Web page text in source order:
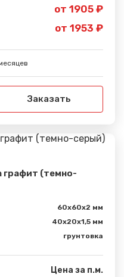
от 1905 ₽
от 1953 ₽
Заказать
графит (темно-
60х60х2 мм
40х20х1,5 мм
грунтовка
Цена за п.м.